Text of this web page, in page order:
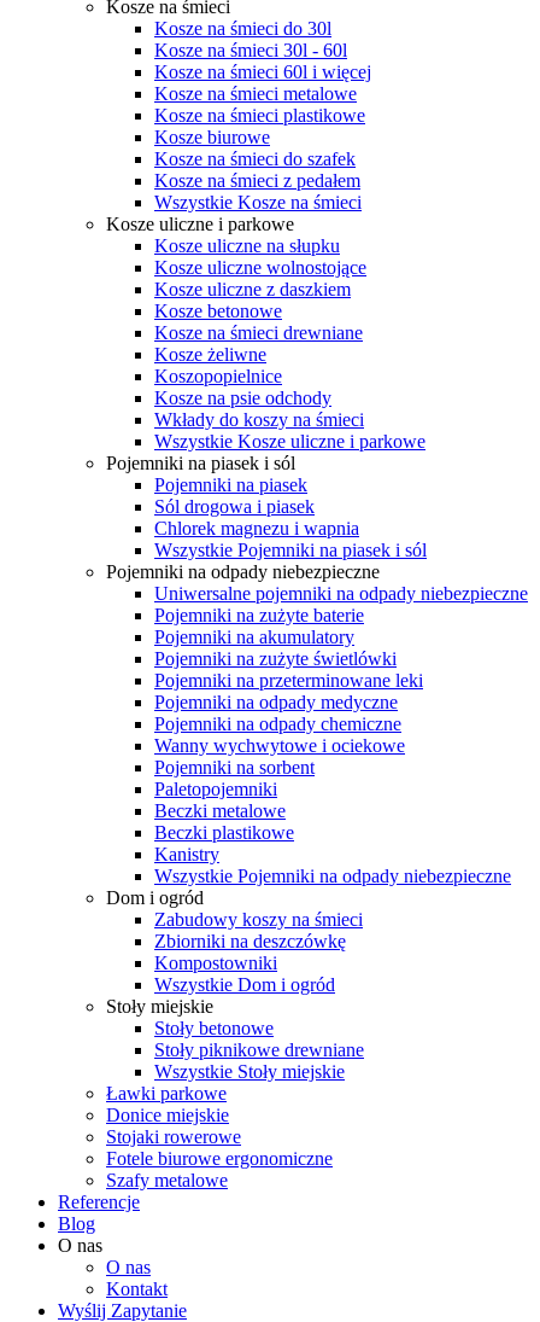
Kosze na śmieci
Kosze na śmieci do 30l
Kosze na śmieci 30l - 60l
Kosze na śmieci 60l i więcej
Kosze na śmieci metalowe
Kosze na śmieci plastikowe
Kosze biurowe
Kosze na śmieci do szafek
Kosze na śmieci z pedałem
Wszystkie Kosze na śmieci
Kosze uliczne i parkowe
Kosze uliczne na słupku
Kosze uliczne wolnostojące
Kosze uliczne z daszkiem
Kosze betonowe
Kosze na śmieci drewniane
Kosze żeliwne
Koszopopielnice
Kosze na psie odchody
Wkłady do koszy na śmieci
Wszystkie Kosze uliczne i parkowe
Pojemniki na piasek i sól
Pojemniki na piasek
Sól drogowa i piasek
Chlorek magnezu i wapnia
Wszystkie Pojemniki na piasek i sól
Pojemniki na odpady niebezpieczne
Uniwersalne pojemniki na odpady niebezpieczne
Pojemniki na zużyte baterie
Pojemniki na akumulatory
Pojemniki na zużyte świetlówki
Pojemniki na przeterminowane leki
Pojemniki na odpady medyczne
Pojemniki na odpady chemiczne
Wanny wychwytowe i ociekowe
Pojemniki na sorbent
Paletopojemniki
Beczki metalowe
Beczki plastikowe
Kanistry
Wszystkie Pojemniki na odpady niebezpieczne
Dom i ogród
Zabudowy koszy na śmieci
Zbiorniki na deszczówkę
Kompostowniki
Wszystkie Dom i ogród
Stoły miejskie
Stoły betonowe
Stoły piknikowe drewniane
Wszystkie Stoły miejskie
Ławki parkowe
Donice miejskie
Stojaki rowerowe
Fotele biurowe ergonomiczne
Szafy metalowe
Referencje
Blog
O nas
O nas
Kontakt
Wyślij Zapytanie